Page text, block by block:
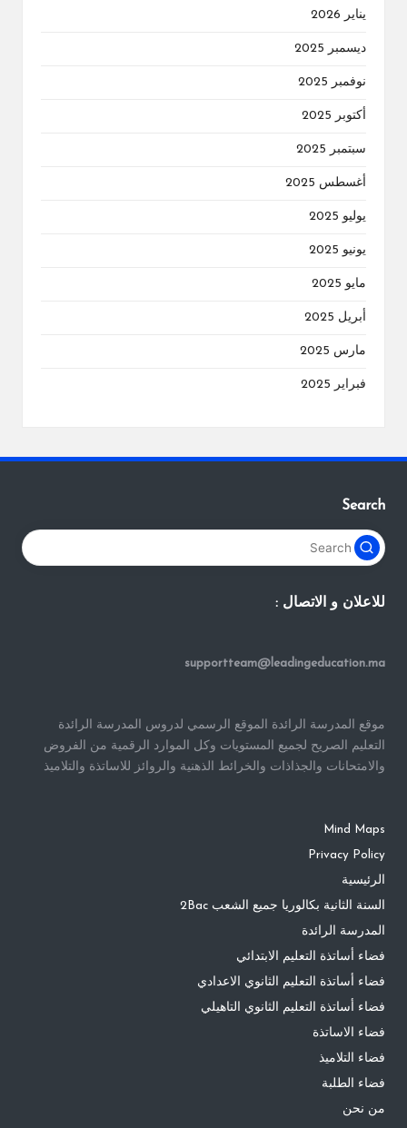
يناير 2026
ديسمبر 2025
نوفمبر 2025
أكتوبر 2025
سبتمبر 2025
أغسطس 2025
يوليو 2025
يونيو 2025
مايو 2025
أبريل 2025
مارس 2025
فبراير 2025
Search
للاعلان و الاتصال :
supportteam@leadingeducation.ma
موقع المدرسة الرائدة الموقع الرسمي لدروس المدرسة الرائدة
التعليم الصريح لجميع المستويات وكل الموارد الرقمية من الفروض
والامتحانات والجذاذات والخرائط الذهنية والروائز للاساتذة والتلاميذ
Mind Maps
Privacy Policy
الرئيسية
السنة الثانية بكالوريا جميع الشعب 2Bac
المدرسة الرائدة
فضاء أساتذة التعليم الابتدائي
فضاء أساتذة التعليم الثانوي الاعدادي
فضاء أساتذة التعليم الثانوي التاهيلي
فضاء الاساتذة
فضاء التلاميذ
فضاء الطلبة
من نحن